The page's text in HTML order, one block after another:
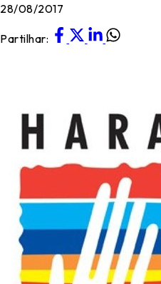
28/08/2017
Partilhar: